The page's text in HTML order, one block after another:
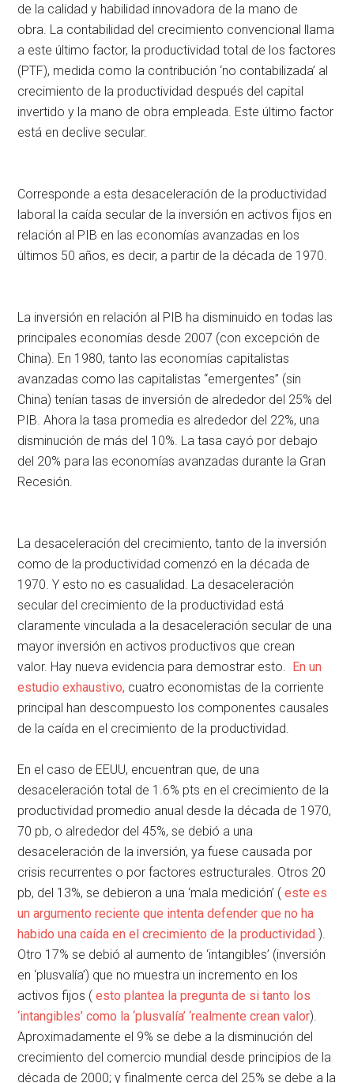
de la calidad y habilidad innovadora de la mano de
obra. La contabilidad del crecimiento convencional llama
a este último factor, la productividad total de los factores
(PTF), medida como la contribución ‘no contabilizada’ al
crecimiento de la productividad después del capital
invertido y la mano de obra empleada. Este último factor
está en declive secular.
Corresponde a esta desaceleración de la productividad
laboral la caída secular de la inversión en activos fijos en
relación al PIB en las economías avanzadas en los
últimos 50 años, es decir, a partir de la década de 1970.
La inversión en relación al PIB ha disminuido en todas las
principales economías desde 2007 (con excepción de
China). En 1980, tanto las economías capitalistas
avanzadas como las capitalistas “emergentes” (sin
China) tenían tasas de inversión de alrededor del 25% del
PIB. Ahora la tasa promedia es alrededor del 22%, una
disminución de más del 10%. La tasa cayó por debajo
del 20% para las economías avanzadas durante la Gran
Recesión.
La desaceleración del crecimiento, tanto de la inversión
como de la productividad comenzó en la década de
1970. Y esto no es casualidad. La desaceleración
secular del crecimiento de la productividad está
claramente vinculada a la desaceleración secular de una
mayor inversión en activos productivos que crean
valor. Hay nueva evidencia para demostrar esto. En un
estudio exhaustivo, cuatro economistas de la corriente
principal han descompuesto los componentes causales
de la caída en el crecimiento de la productividad.
En el caso de EEUU, encuentran que, de una
desaceleración total de 1.6% pts en el crecimiento de la
productividad promedio anual desde la década de 1970,
70 pb, o alrededor del 45%, se debió a una
desaceleración de la inversión, ya fuese causada por
crisis recurrentes o por factores estructurales. Otros 20
pb, del 13%, se debieron a una ‘mala medición’ (este es
un argumento reciente que intenta defender que no ha
habido una caída en el crecimiento de la productividad ).
Otro 17% se debió al aumento de ‘intangibles’ (inversión
en ‘plusvalía’) que no muestra un incremento en los
activos fijos (esto plantea la pregunta de si tanto los
‘intangibles’ como la ‘plusvalía’ ‘realmente crean valor).
Aproximadamente el 9% se debe a la disminución del
crecimiento del comercio mundial desde principios de la
década de 2000; y finalmente cerca del 25% se debe a la